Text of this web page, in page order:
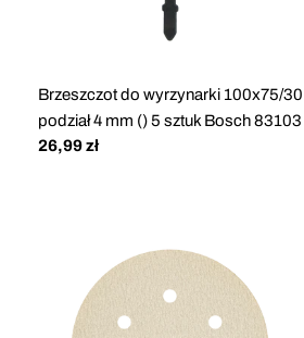
Brzeszczot do wyrzynarki 100x75/30
podział 4 mm () 5 sztuk Bosch 83103
Cena
26,99 zł